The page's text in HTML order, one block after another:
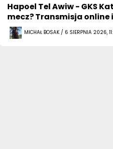
Hapoel Tel Awiw - GKS
mecz? Transmisja online
MICHAŁ BOSAK / 6 SIERPNIA 2026,